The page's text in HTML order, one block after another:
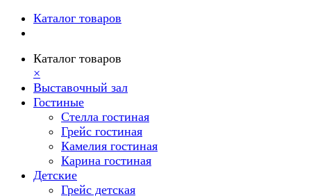
Каталог товаров
Каталог товаров
×
Выставочный зал
Гостиные
Стелла гостиная
Грейс гостиная
Камелия гостиная
Карина гостиная
Детские
Грейс детская